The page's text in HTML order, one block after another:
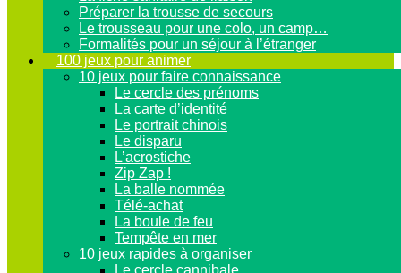
Préparer la trousse de secours
Le trousseau pour une colo, un camp…
Formalités pour un séjour à l’étranger
100 jeux pour animer
10 jeux pour faire connaissance
Le cercle des prénoms
La carte d’identité
Le portrait chinois
Le disparu
L’acrostiche
Zip Zap !
La balle nommée
Télé-achat
La boule de feu
Tempête en mer
10 jeux rapides à organiser
Le cercle cannibale